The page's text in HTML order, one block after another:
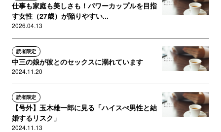
仕事も家庭も美しさも！パワーカップルを目指
す女性（27歳）が陥りやすい...
2026.04.13
読者限定
中三の娘が彼とのセックスに溺れています
2024.11.20
読者限定
【号外】玉木雄一郎に見る「ハイスぺ男性と結
婚するリスク」
2024.11.13